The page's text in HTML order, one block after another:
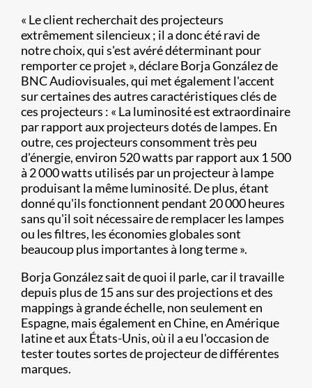
« Le client recherchait des projecteurs
extrêmement silencieux ; il a donc été ravi de
notre choix, qui s'est avéré déterminant pour
remporter ce projet », déclare Borja González de
BNC Audiovisuales, qui met également l'accent
sur certaines des autres caractéristiques clés de
ces projecteurs : « La luminosité est extraordinaire
par rapport aux projecteurs dotés de lampes. En
outre, ces projecteurs consomment très peu
d'énergie, environ 520 watts par rapport aux 1 500
à 2 000 watts utilisés par un projecteur à lampe
produisant la même luminosité. De plus, étant
donné qu'ils fonctionnent pendant 20 000 heures
sans qu'il soit nécessaire de remplacer les lampes
ou les filtres, les économies globales sont
beaucoup plus importantes à long terme ».
Borja González sait de quoi il parle, car il travaille
depuis plus de 15 ans sur des projections et des
mappings à grande échelle, non seulement en
Espagne, mais également en Chine, en Amérique
latine et aux États-Unis, où il a eu l'occasion de
tester toutes sortes de projecteur de différentes
marques.